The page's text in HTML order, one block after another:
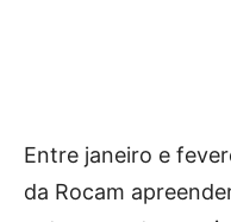
Entre janeiro e
da Rocam